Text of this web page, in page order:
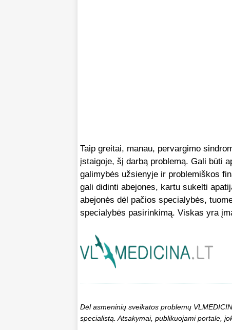
Taip greitai, manau, pervargimo
įstaigoje, šį darbą problemą. Gali būti
galimybės užsienyje ir problemiškos
gali didinti abejones, kartu sukelti
abejonės dėl pačios specialybės,
specialybės pasirinkimą. Viskas yra
Dėl asmeninių sveikatos problemų
specialistą. Atsakymai, publikuojami portale,